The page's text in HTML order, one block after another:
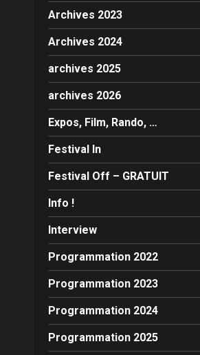
Archives 2023
Archives 2024
archives 2025
archives 2026
Expos, Film, Rando, …
Festival In
Festival Off – GRATUIT
Info !
Interview
Programmation 2022
Programmation 2023
Programmation 2024
Programmation 2025